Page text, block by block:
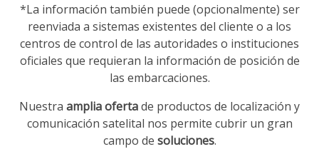
*La información también puede (opcionalmente) ser
reenviada a sistemas existentes del cliente o a los
centros de control de las autoridades o instituciones
oficiales que requieran la información de posición de
las embarcaciones.
Nuestra amplia ofertade productos de localización y
comunicación satelital nos permite cubrir un gran
campo de soluciones.